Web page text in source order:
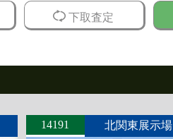
下取査定
14191 北関東展示場